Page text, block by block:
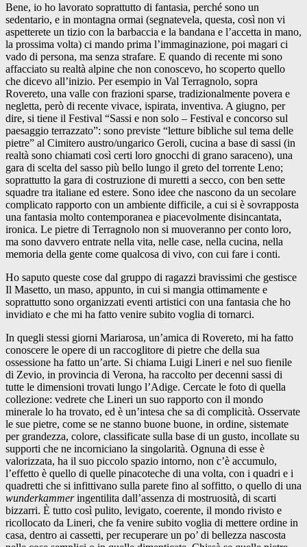
Bene, io ho lavorato soprattutto di fantasia, perché sono un
sedentario, e in montagna ormai (segnatevela, questa, così non vi
aspetterete un tizio con la barbaccia e la bandana e l’accetta in mano,
la prossima volta) ci mando prima l’immaginazione, poi magari ci
vado di persona, ma senza strafare. E quando di recente mi sono
affacciato su realtà alpine che non conoscevo, ho scoperto quello
che dicevo all’inizio. Per esempio in Val Terragnolo, sopra
Rovereto, una valle con frazioni sparse, tradizionalmente povera e
negletta, però di recente vivace, ispirata, inventiva. A giugno, per
dire, si tiene il Festival “Sassi e non solo – Festival e concorso sul
paesaggio terrazzato”: sono previste “letture bibliche sul tema delle
pietre” al Cimitero austro/ungarico Geroli, cucina a base di sassi (in
realtà sono chiamati così certi loro gnocchi di grano saraceno), una
gara di scelta del sasso più bello lungo il greto del torrente Leno;
soprattutto la gara di costruzione di muretti a secco, con ben sette
squadre tra italiane ed estere. Sono idee che nascono da un secolare
complicato rapporto con un ambiente difficile, a cui si è sovrapposta
una fantasia molto contemporanea e piacevolmente disincantata,
ironica. Le pietre di Terragnolo non si muoveranno per conto loro,
ma sono davvero entrate nella vita, nelle case, nella cucina, nella
memoria della gente come qualcosa di vivo, con cui fare i conti.
Ho saputo queste cose dal gruppo di ragazzi bravissimi che gestisce
Il Masetto, un maso, appunto, in cui si mangia ottimamente e
soprattutto sono organizzati eventi artistici con una fantasia che ho
invidiato e che mi ha fatto venire subito voglia di tornarci.
In quegli stessi giorni Mariarosa, un’amica di Rovereto, mi ha fatto
conoscere le opere di un raccoglitore di pietre che della sua
ossessione ha fatto un’arte. Si chiama Luigi Lineri e nel suo fienile
di Zevio, in provincia di Verona, ha raccolto per decenni sassi di
tutte le dimensioni trovati lungo l’Adige. Cercate le foto di quella
collezione: vedrete che Lineri un suo rapporto con il mondo
minerale lo ha trovato, ed è un’intesa che sa di complicità. Osservate
le sue pietre, come se ne stanno buone buone, in ordine, sistemate
per grandezza, colore, classificate sulla base di un gusto, incollate su
supporti che ne incorniciano la singolarità. Ognuna di esse è
valorizzata, ha il suo piccolo spazio intorno, non c’è accumulo,
l’effetto è quello di quelle pinacoteche di una volta, con i quadri e i
quadretti che si infittivano sulla parete fino al soffitto, o quello di una
wunderkammeringentilita dall’assenza di mostruosità, di scarti
bizzarri. È tutto così pulito, levigato, coerente, il mondo rivisto e
ricollocato da Lineri, che fa venire subito voglia di mettere ordine in
casa, dentro ai cassetti, per recuperare un po’ di bellezza nascosta